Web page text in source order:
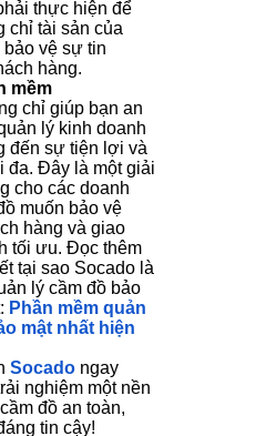
thực hiện để
chỉ tài sản của
bảo vệ sự tin
hàng.
mềm
chỉ giúp bạn an
lý kinh doanh
đến sự tiện lợi và
đa. Đây là một giải
cho các doanh
muốn bảo vệ
hàng và giao
tối ưu. Đọc thêm
tại sao Socado là
lý cầm đồ bảo
Phần mềm quản
mật nhất hiện
Socado ngay
nghiệm một nền
đồ an toàn,
tin cậy!